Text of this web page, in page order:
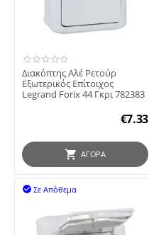
Διακόπτης Αλέ Ρετούρ
Εξωτερικός Επίτοιχος
Legrand Forix 44 Γκρι 782383
€7.33
ΑΓΟΡΆ
Σε Απόθεμα
